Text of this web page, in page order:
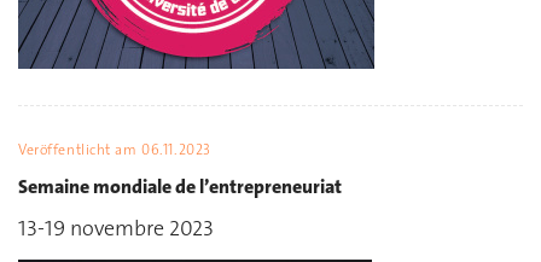
Veröffentlicht am06.11.2023
Semaine mondiale de l’entrepreneuriat
13-19 novembre 2023